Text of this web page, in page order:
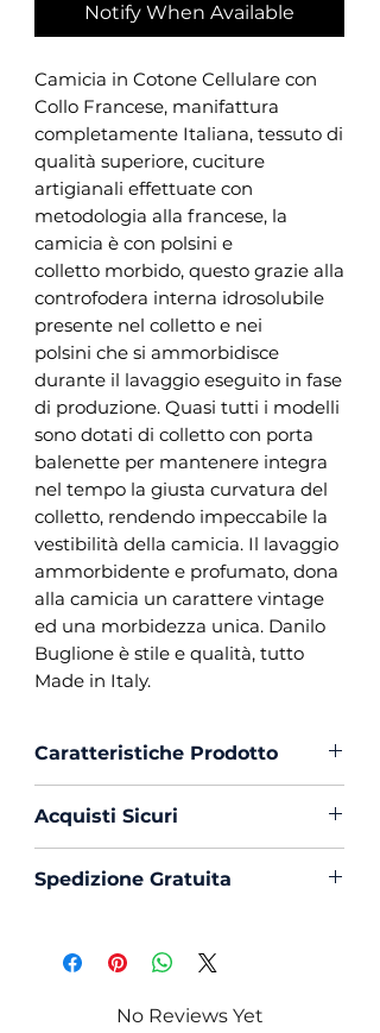
Notify When Available
Camicia in Cotone Cellulare con
Collo Francese, manifattura
completamente Italiana, tessuto di
qualità superiore, cuciture
artigianali effettuate con
metodologia alla francese, la
camicia è con polsini e
colletto morbido, questo grazie alla
controfodera interna idrosolubile
presente nel colletto e nei
polsini che si ammorbidisce
durante il lavaggio eseguito in fase
di produzione. Quasi tutti i modelli
sono dotati di colletto con porta
balenette per mantenere integra
nel tempo la giusta curvatura del
colletto, rendendo impeccabile la
vestibilità della camicia. Il lavaggio
ammorbidente e profumato, dona
alla camicia un carattere vintage
ed una morbidezza unica. Danilo
Buglione è stile e qualità, tutto
Made in Italy.
Caratteristiche Prodotto
Collo : Francese con
Portastecche
Polso :Tondo
Mouche :Si
Acquisti Sicuri
sicurezza con PayPal o Carta di
Spedizione Gratuita
Gratuita
No Reviews Yet